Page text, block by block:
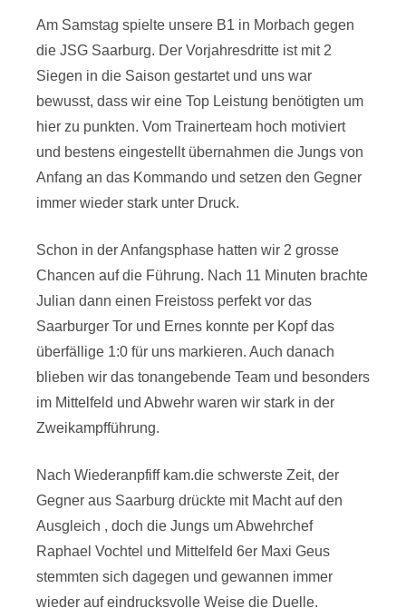
Am Samstag spielte unsere B1 in Morbach gegen
die JSG Saarburg. Der Vorjahresdritte ist mit 2
Siegen in die Saison gestartet und uns war
bewusst, dass wir eine Top Leistung benötigten um
hier zu punkten. Vom Trainerteam hoch motiviert
und bestens eingestellt übernahmen die Jungs von
Anfang an das Kommando und setzen den Gegner
immer wieder stark unter Druck.
Schon in der Anfangsphase hatten wir 2 grosse
Chancen auf die Führung. Nach 11 Minuten brachte
Julian dann einen Freistoss perfekt vor das
Saarburger Tor und Ernes konnte per Kopf das
überfällige 1:0 für uns markieren. Auch danach
blieben wir das tonangebende Team und besonders
im Mittelfeld und Abwehr waren wir stark in der
Zweikampfführung.
Nach Wiederanpfiff kam.die schwerste Zeit, der
Gegner aus Saarburg drückte mit Macht auf den
Ausgleich , doch die Jungs um Abwehrchef
Raphael Vochtel und Mittelfeld 6er Maxi Geus
stemmten sich dagegen und gewannen immer
wieder auf eindrucksvolle Weise die Duelle.